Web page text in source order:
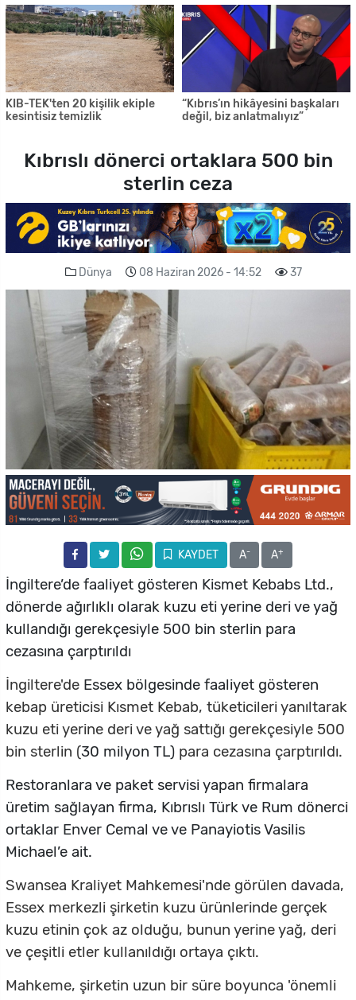
KIB-TEK'ten 20 kişilik ekiple
kesintisiz temizlik
“Kıbrıs’ın hikâyesini başkaları
değil, biz anlatmalıyız”
Kıbrıslı dönerci ortaklara 500 bin
sterlin ceza
Dünya 08 Haziran 2026 - 14:52 37
KAYDET A- A+
İngiltere’de faaliyet gösteren Kismet Kebabs Ltd.,
dönerde ağırlıklı olarak kuzu eti yerine deri ve yağ
kullandığı gerekçesiyle 500 bin sterlin para
cezasına çarptırıldı
İngiltere'de Essex bölgesinde faaliyet gösteren
kebap üreticisi Kısmet Kebab, tüketicileri yanıltarak
kuzu eti yerine deri ve yağ sattığı gerekçesiyle 500
bin sterlin (30 milyon TL) para cezasına çarptırıldı.
Restoranlara ve paket servisi yapan firmalara
üretim sağlayan firma, Kıbrıslı Türk ve Rum dönerci
ortaklar Enver Cemal ve ve Panayiotis Vasilis
Michael’e ait.
Swansea Kraliyet Mahkemesi'nde görülen davada,
Essex merkezli şirketin kuzu ürünlerinde gerçek
kuzu etinin çok az olduğu, bunun yerine yağ, deri
ve çeşitli etler kullanıldığı ortaya çıktı.
Mahkeme, şirketin uzun bir süre boyunca 'önemli